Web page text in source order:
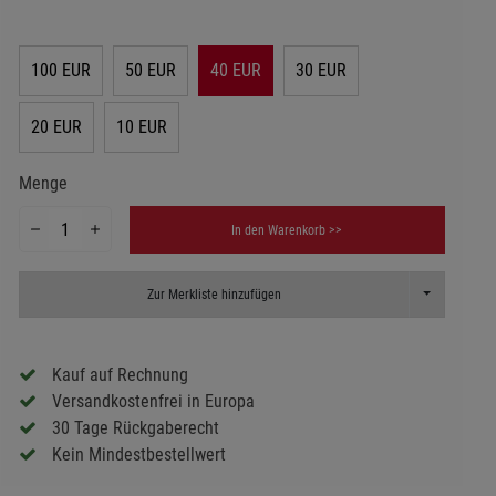
100 EUR 50 EUR 40 EUR 30 EUR
20 EUR 10 EUR
Menge
In den Warenkorb >>
Zur Merkliste hinzufügen Toggle
Kauf auf Rechnung
Versandkostenfrei in Europa
30 Tage Rückgaberecht
Kein Mindestbestellwert